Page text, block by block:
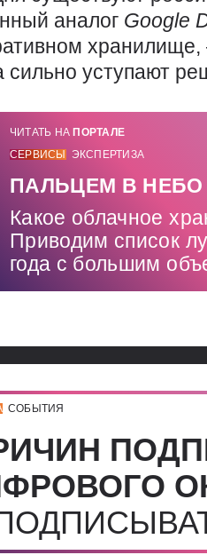
аналог Google
сильно уступают
ЧИТАТЬ НА ПОРТАЛЕ
СЕРВИСЫ
ЭКСПЕРТИЗА
ПАЛЬЦЕМ В НЕБО
Какое облачное
Приводим список
года с большим
СОБЫТИЯ